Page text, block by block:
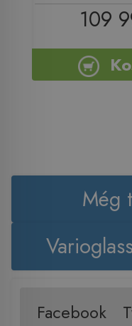
109
Még
Facebook